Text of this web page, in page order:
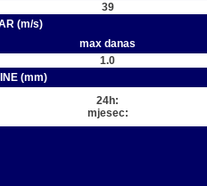
39
(m/s)
max danas
1.0
(mm)
24h:
mjesec: